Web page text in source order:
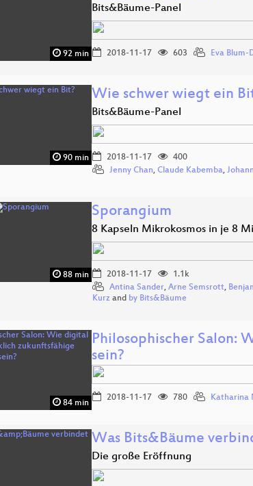
92 min
Bits&Bäume-Panel
2018-11-17 603 Eva
90 min
Wie schwer wiegt ein
Bits&Bäume-Panel
2018-11-17
400
Jenny Chan, Claude Kabemba,
88 min
Sporangium
8 Kapseln Mikrokosmos in je 8
2018-11-17
1.1k
Antina Sander, Arne Semsrott,
Kurz and by Bits&Bäume
84 min
Philosophischer Salon:
sein?
2018-11-17 780 Katharina
Was Bits&Bäume
Die große Eröffnung